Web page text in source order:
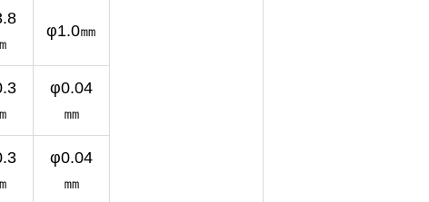
φ1.0㎜
φ0.04
㎜
φ0.04
㎜